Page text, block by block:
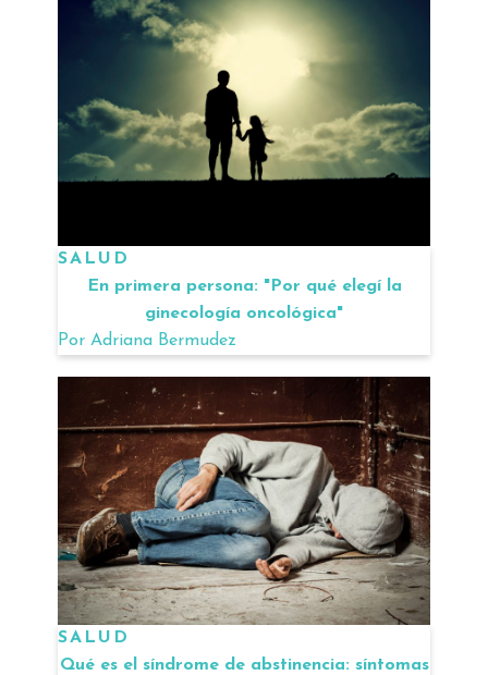
SALUD
En primera persona: "Por qué elegí la
ginecología oncológica"
Por Adriana Bermudez
SALUD
Qué es el síndrome de abstinencia: síntomas